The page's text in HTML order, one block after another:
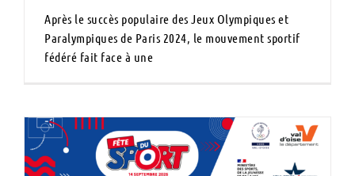
Après le succès populaire des Jeux Olympiques et
Paralympiques de Paris 2024, le mouvement sportif
fédéré fait face à une
Fête du sport à Athletica EAUBONNE le 14
septembre